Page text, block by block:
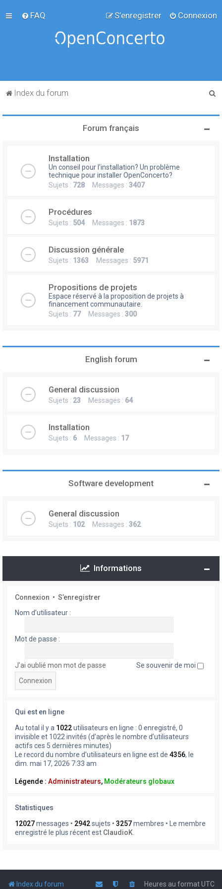
FAQ Connexion
S’enregistrer
Index du forum
Forum français
Installation
Un conseil pour l'installation? Un problème
technique pour installer OpenConcerto?
Sujets : 728 Messages : 3407
Procédures
Sujets : 504Messages : 1873
Discussion générale
Sujets : 1363 Messages : 5971
Propositions de projets
Espace réservé à la proposition de projets à
financement communautaire.
Sujets : 77Messages : 300
English forum
General discussion
Sujets : 23 Messages : 64
Installation
Sujets : 6 Messages : 17
Software development
General discussion
Sujets : 102Messages : 362
Informations
Connexion • S’enregistrer
Nom d’utilisateur :
Mot de passe :
J’ai oublié mon mot de passe Se souvenir de moi
Qui est en ligne
Au total il y a 1022utilisateurs en ligne : 0 enregistré, 0
invisible et 1022 invités (d’après le nombre d’utilisateurs
actifs ces 5 dernières minutes)
Le record du nombre d’utilisateurs en ligne est de 4356, le
dim. mai 17, 2026 7:33 am
Légende : Administrateurs, Modérateurs globaux
Statistiques
12027messages • 2942sujets • 3257membres • Le membre
enregistré le plus récent est ClaudioK
Index du forum Heures au formatUTC